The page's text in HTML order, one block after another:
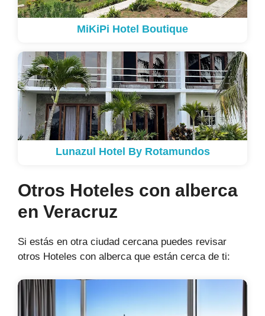
MiKiPi Hotel Boutique
Lunazul Hotel By Rotamundos
Otros Hoteles con alberca
en Veracruz
Si estás en otra ciudad cercana puedes revisar
otros Hoteles con alberca que están cerca de ti: